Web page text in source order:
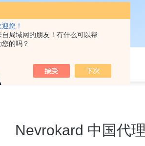
您！
自局域网的朋友！有什么可以帮
您的吗？
Nevrokard 中国代理